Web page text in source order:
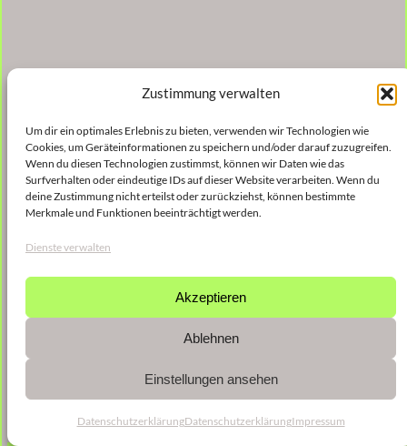
Zustimmung verwalten
Um dir ein optimales Erlebnis zu bieten, verwenden wir Technologien wie
Cookies, um Geräteinformationen zu speichern und/oder darauf zuzugreifen.
Wenn du diesen Technologien zustimmst, können wir Daten wie das
Surfverhalten oder eindeutige IDs auf dieser Website verarbeiten. Wenn du
deine Zustimmung nicht erteilst oder zurückziehst, können bestimmte
Merkmale und Funktionen beeinträchtigt werden.
Dienste verwalten
Akzeptieren
Ablehnen
Einstellungen ansehen
DatenschutzerklärungDatenschutzerklärungImpressum